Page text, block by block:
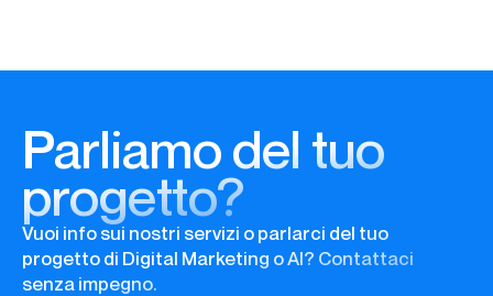
Parliamo del tuo
progetto?
Vuoi info sui nostri servizi o parlarci del tuo
progetto di Digital Marketing o AI? Contattaci
senza impegno.